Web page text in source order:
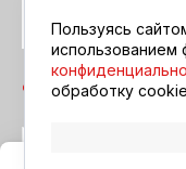
Пользуясь
использованием
обработку